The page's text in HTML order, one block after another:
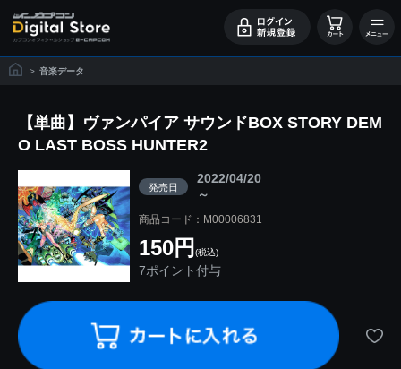
> 音楽データ
【単曲】ヴァンパイア サウンドBOX STORY DEM
O LAST BOSS HUNTER2
発売日
2022/04/20
～
商品コード：M00006831
150円 (税込)
7ポイント付与